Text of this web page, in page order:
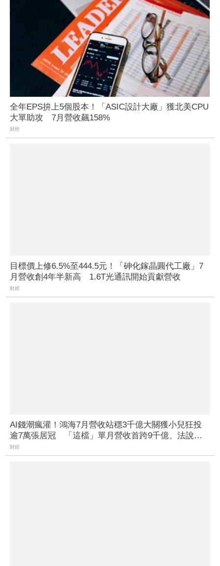
全年EPS拚上5個股本！「ASIC設計大廠」獲北美CPU
大單助攻 7月營收飆158%
財經
目標價上修6.5%至444.5元！「砷化鎵晶圓代工廠」7
月營收創4年半新高 1.6T光通訊開始貢獻營收
財經
AI錢潮瘋灌！鴻海7月營收站穩3千億大關獲小兒狂投
逾7萬張居冠 「這檔」單月營收首跨9千億、法說前
夕吸買氣
財經